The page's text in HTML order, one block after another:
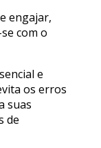
engajar,
com o
e
os erros
suas
de